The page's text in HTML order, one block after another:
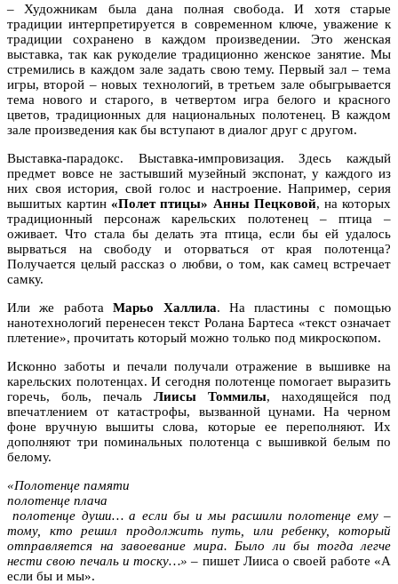
– Художникам была дана полная свобода. И хотя старые
традиции интерпретируется в современном ключе, уважение к
традиции сохранено в каждом произведении. Это женская
выставка, так как рукоделие традиционно женское занятие. Мы
стремились в каждом зале задать свою тему. Первый зал – тема
игры, второй – новых технологий, в третьем зале обыгрывается
тема нового и старого, в четвертом игра белого и красного
цветов, традиционных для национальных полотенец. В каждом
зале произведения как бы вступают в диалог друг с другом.
Выставка-парадокс. Выставка-импровизация. Здесь каждый
предмет вовсе не застывший музейный экспонат, у каждого из
них своя история, свой голос и настроение. Например, серия
вышитых картин«Полет птицы» Анны Пецковой, на которых
традиционный персонаж карельских полотенец – птица –
оживает. Что стала бы делать эта птица, если бы ей удалось
вырваться на свободу и оторваться от края полотенца?
Получается целый рассказ о любви, о том, как самец встречает
самку.
Или же работаМарьо Халлила. На пластины с помощью
нанотехнологий перенесен текст Ролана Бартеса «текст означает
плетение», прочитать который можно только под микроскопом.
Исконно заботы и печали получали отражение в вышивке на
карельских полотенцах. И сегодня полотенце помогает выразить
горечь, боль, печаль Лиисы Томмилы, находящейся под
впечатлением от катастрофы, вызванной цунами. На черном
фоне вручную вышиты слова, которые ее переполняют. Их
дополняют три поминальных полотенца с вышивкой белым по
белому.
«Полотенце памяти
полотенце плача
полотенце души… а если бы и мы расшили полотенце ему –
тому, кто решил продолжить путь, или ребенку, который
отправляется на завоевание мира. Было ли бы тогда легче
нести свою печаль и тоску…» – пишет Лииса о своей работе «А
если бы и мы».